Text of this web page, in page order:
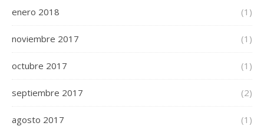
enero 2018 (1)
noviembre 2017 (1)
octubre 2017 (1)
septiembre 2017 (2)
agosto 2017 (1)